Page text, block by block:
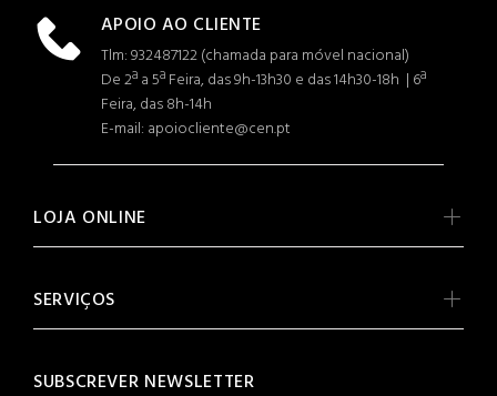
APOIO AO CLIENTE
Tlm: 932487122 (chamada para móvel nacional)
De 2ª a 5ª Feira, das 9h-13h30 e das 14h30-18h | 6ª
Feira, das 8h-14h
E-mail: apoiocliente@cen.pt
LOJA ONLINE
SERVIÇOS
SUBSCREVER NEWSLETTER